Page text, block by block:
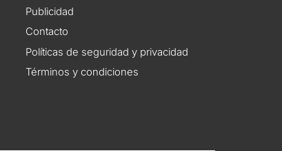
Publicidad
Contacto
Políticas de seguridad y privacidad
Términos y condiciones